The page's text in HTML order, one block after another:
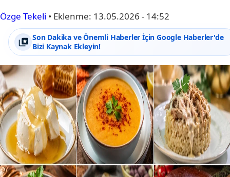
Özge Tekeli • Eklenme: 13.05.2026 - 14:52
Son Dakika ve Önemli Haberler İçin Google Haberler'de
Bizi Kaynak Ekleyin!